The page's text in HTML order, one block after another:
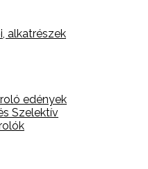
alkatrészek
edények
Szelektív